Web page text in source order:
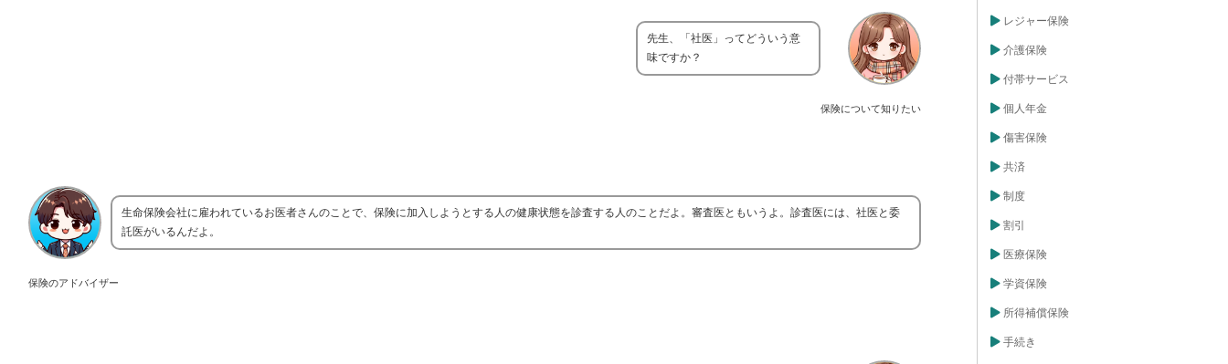
保険について知りたい
先生、「社医」ってどういう意
味ですか？
保険のアドバイザー
生命保険会社に雇われているお医者さんのことで、保険に加入しようとする人の健康状態を診査する人のことだよ。審査医ともいうよ。診査医には、社医と委
託医がいるんだよ。
レジャー保険
介護保険
付帯サービス
個人年金
傷害保険
共済
制度
割引
医療保険
学資保険
所得補償保険
手続き